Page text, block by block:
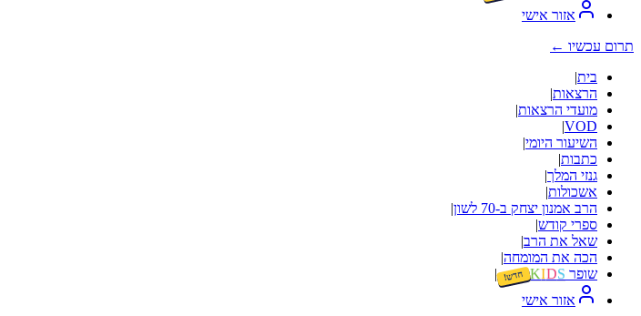
אזור אישי
תרום עכשיו ←
בית|
הרצאות|
מועדי הרצאות|
VOD
|
השיעור היומי|
כתבות|
גנזי המלך|
אשכולות|
הרב אמנון יצחק ב-70 לשון
|
ספרי קודש|
שאל את הרב|
הכה את המומחה|
שופר
KIDS חדש! |
אזור אישי